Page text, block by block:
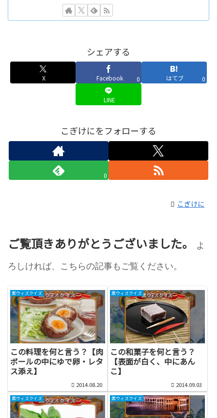
シェアする
X Facebook 0 はてブ 0
LINE
こぎけにをフォローする
0
こぎけに
ご覧頂きありがとうございました。
よ
ろしければ、こちらの記事もご覧ください。
黒ウィズクイズ
この料理を何と言う？【肉
ボールの中にゆで卵・レタ
ス添え】
2014.08.20
黒ウィズクイズ
この和菓子を何と言う？
【表面が白く、中にあん
こ】
2014.09.03
黒ウィズクイズ 黒ウィズクイズ